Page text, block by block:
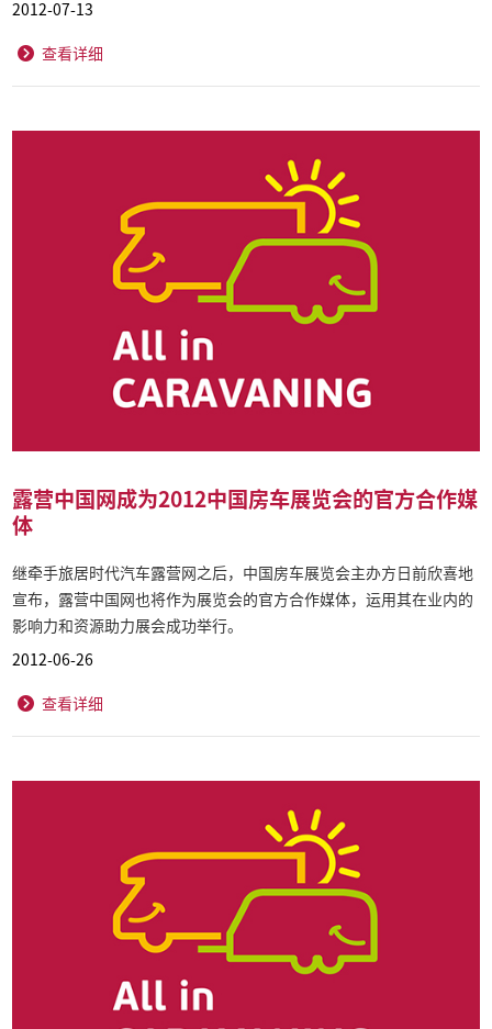
2012-07-13
查看详细
露营中国网成为2012中国房车展览会的官方合作媒
体
继牵手旅居时代汽车露营网之后，中国房车展览会主办方日前欣喜地
宣布，露营中国网也将作为展览会的官方合作媒体，运用其在业内的
影响力和资源助力展会成功举行。
2012-06-26
查看详细